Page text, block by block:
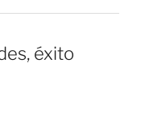
éxito